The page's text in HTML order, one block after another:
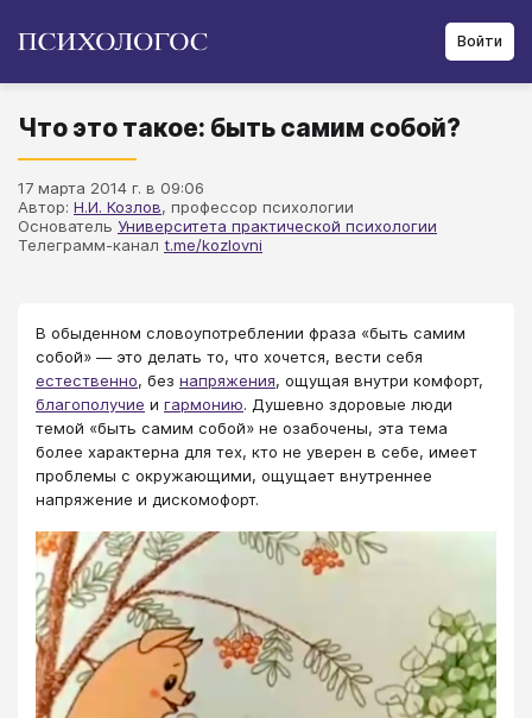
Войти
Что это такое: быть самим собой?
17 марта 2014 г. в 09:06
Автор: Н.И. Козлов, профессор психологии
Основатель Университета практической психологии
Телеграмм-канал t.me/kozlovni
​​​​​​​​​​​​​​​​​​​​​​​​​​​​​​​​​​​​В обыденном словоупотреблении фраза «быть самим
собой» — это делать то, что хочется, вести себя
естественно, без напряжения, ощущая внутри комфорт,
благополучие и гармонию. Душевно здоровые люди
темой «быть самим собой» не озабочены, эта тема
более характерна для тех, кто не уверен в себе, имеет
проблемы с окружающими, ощущает внутреннее
напряжение и дискомофорт.